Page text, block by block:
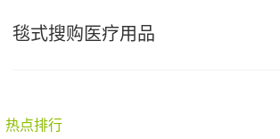
毯式搜购医疗用品
热点排行